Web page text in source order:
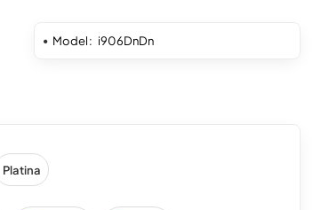
Model: i906DnDn
Platina